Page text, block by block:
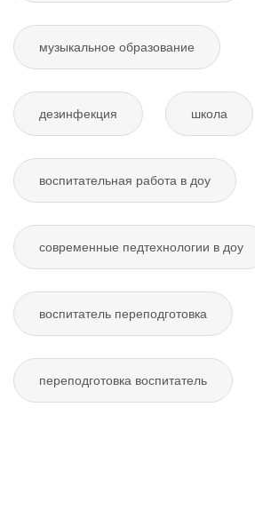
музыкальное образование
дезинфекция школа
воспитательная работа в доу
современные педтехнологии в доу
воспитатель переподготовка
переподготовка воспитатель